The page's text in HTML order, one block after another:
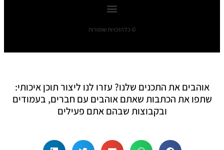
© כל הזכויות שומורות
אוהבים את התכנים שלנו? עזרו לנו ליצור תוכן איכותי:
שתפו את הכתבות שאתם אוהבים עם חברים, בעמודים
ובקבוצות שבהם אתם פעילים